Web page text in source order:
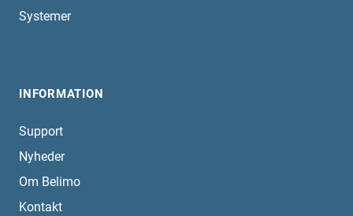
Systemer
INFORMATION
Support
Nyheder
Om Belimo
Kontakt